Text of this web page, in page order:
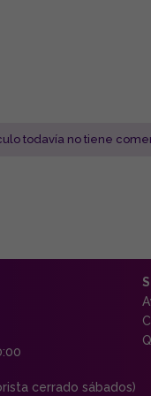
todavía no tiene
cerrado sábados)